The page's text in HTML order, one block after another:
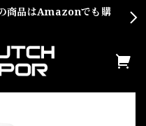
商品はAmazonでも購